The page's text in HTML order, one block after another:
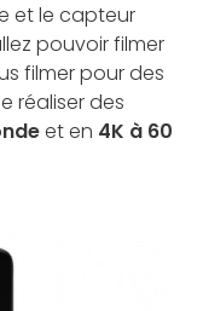
et le capteur
pouvoir filmer
filmer pour des
réaliser des
et en 4K à 60